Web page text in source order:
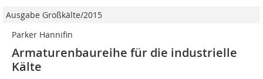
Ausgabe Großkälte/2015
Parker Hannifin
Armaturenbaureihe für die industrielle
Kälte